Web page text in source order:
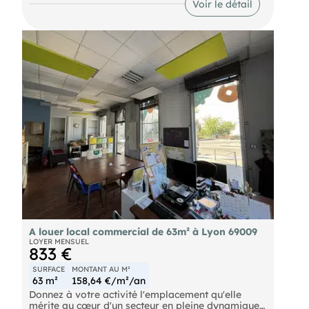
passants et maximiser votre activité.
Voir le détail
A louer local commercial de 63m² à Lyon 69009
LOYER MENSUEL
833 €
SURFACE
63 m²
MONTANT AU M²
158,64 €/m²/an
Donnez à votre activité l'emplacement qu'elle
mérite au cœur d'un secteur en pleine dynamique !